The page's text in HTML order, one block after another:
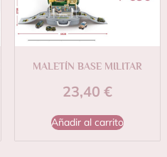
MALETÍN BASE MILITAR
23,40 €
Añadir al carrito